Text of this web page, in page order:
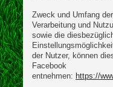
Zweck und Umfang
Verarbeitung und
sowie die
der Nutzer, können
Facebook
entnehmen: https://